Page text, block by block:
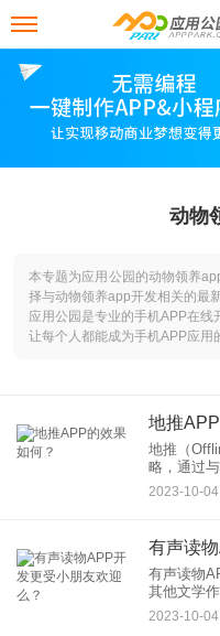
动物
本专题为应用公园的动物领养
择与动物领养app开发相关的最新
应用公园是专业的手机APP在线
让每个人都能成为手机APP应用
地推
地推（
略，通过
产品或服
推也逐渐
2023-10-
有声读
有声读物
其他文学
音效果、
朋友的注
2023-10-